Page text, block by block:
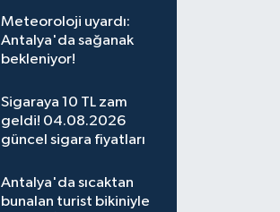
Meteoroloji uyardı:
Antalya'da sağanak
bekleniyor!
Sigaraya 10 TL zam
geldi! 04.08.2026
güncel sigara fiyatları
Antalya'da sıcaktan
bunalan turist bikiniyle